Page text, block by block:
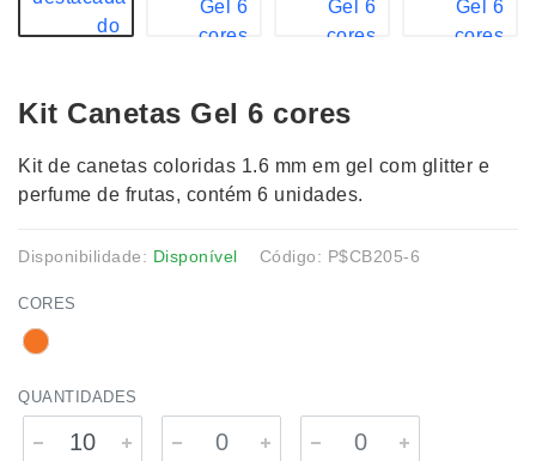
Kit Canetas Gel 6 cores
Kit de canetas coloridas 1.6 mm em gel com glitter e
perfume de frutas, contém 6 unidades.
Disponibilidade: Disponível Código: P$CB205-6
CORES
QUANTIDADES